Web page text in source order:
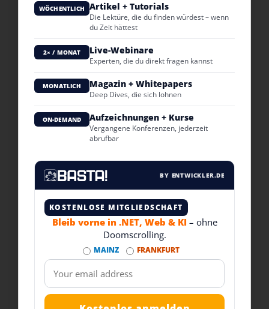
WÖCHENTLICH Artikel + Tutorials
Die Lektüre, die du finden würdest – wenn
du Zeit hättest
2× / MONAT Live-Webinare
Experten, die du direkt fragen kannst
MONATLICH Magazin + Whitepapers
Deep Dives, die sich lohnen
ON-DEMAND Aufzeichnungen + Kurse
Vergangene Konferenzen, jederzeit
abrufbar
BY ENTWICKLER.DE
KOSTENLOSE MITGLIEDSCHAFT
Bleib vorne in .NET, Web & KI – ohne
Doomscrolling.
MAINZ FRANKFURT